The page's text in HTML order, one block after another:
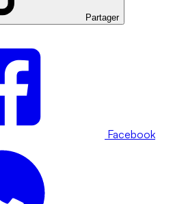
Partager
Facebook